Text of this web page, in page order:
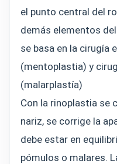
el punto central del
demás elementos
se basa en la cirugía
(mentoplastia) y
(malarplastía)
Con la rinoplastia se
nariz, se corrige la
debe estar en
pómulos o malares.